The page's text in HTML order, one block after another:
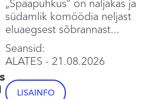
„Spaapuhkus“ on naljakas ja
südamlik komöödia neljast
eluaegsest sõbrannast...
Seansid:
ALATES - 21.08.2026
LISAINFO